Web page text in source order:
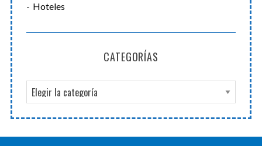
Hoteles
CATEGORÍAS
a
t
e